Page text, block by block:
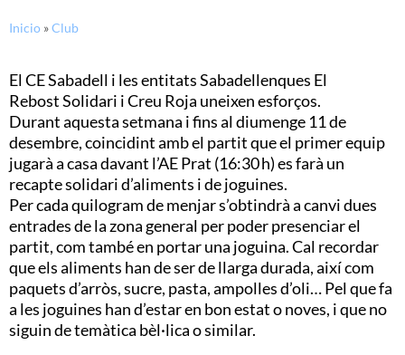
Inicio »Club
El CESabadell i les entitats Sabadellenques El
Rebost Solidari i Creu Roja uneixen esforços.
Durant aquesta setmana i fins al diumenge 11 de
desembre, coincidint amb el partit que el primer equip
jugarà a casa davant l’AEPrat (16:30 h) es farà un
recapte solidari d’aliments i de joguines.
Percadaquilogram de menjar s’obtindrà a canvi dues
entrades de la zona general per poder presenciar el
partit, com també en portar una joguina. Cal recordar
que els aliments han de ser de llarga durada, així com
paquets d’arròs, sucre, pasta, ampolles d’oli… Pel que fa
a les joguines han d’estar en bon estat o noves, i que no
siguin de temàtica bèl·lica o similar.